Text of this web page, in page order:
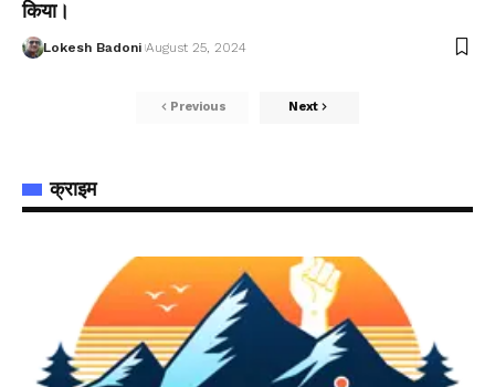
किया।
Lokesh Badoni August 25, 2024
Previous Next
क्राइम